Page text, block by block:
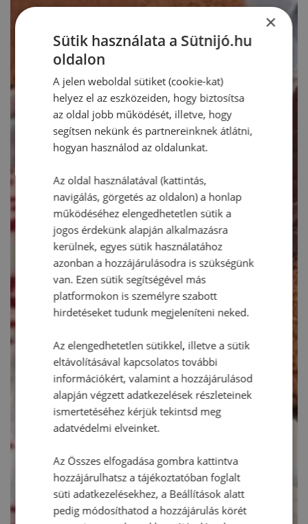
×
Sütik használata a Sütnijó.hu
oldalon
A jelen weboldal sütiket (cookie-kat)
helyez el az eszközeiden, hogy biztosítsa
az oldal jobb működését, illetve, hogy
segítsen nekünk és partnereinknek átlátni,
hogyan használod az oldalunkat.
Az oldal használatával (kattintás,
navigálás, görgetés az oldalon) a honlap
működéséhez elengedhetetlen sütik a
jogos érdekünk alapján alkalmazásra
kerülnek, egyes sütik használatához
azonban a hozzájárulásodra is szükségünk
van. Ezen sütik segítségével más
platformokon is személyre szabott
hirdetéseket tudunk megjeleníteni neked.
Az elengedhetetlen sütikkel, illetve a sütik
eltávolításával kapcsolatos további
információkért, valamint a hozzájárulásod
alapján végzett adatkezelések részleteinek
ismertetéséhez kérjük tekintsd meg
adatvédelmi elveinket.
Az Összes elfogadása gombra kattintva
hozzájárulhatsz a tájékoztatóban foglalt
süti adatkezelésekhez, a Beállítások alatt
pedig módosíthatod a hozzájárulás körét